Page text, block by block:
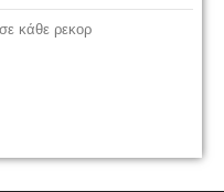
κάθε ρεκορ